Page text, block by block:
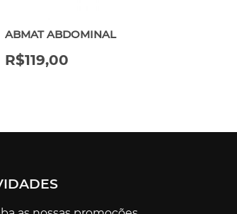
ABMAT ABDOMINAL
R$119,00